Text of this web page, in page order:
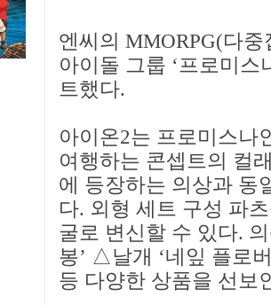
엔씨의 MMORPG(다
아이돌 그룹 ‘프로미
트했다.
아이온2는 프로미스나
여행하는 콘셉트의 컬
에 등장하는 의상과 동
다. 외형 세트 구성 파
굴로 변신할 수 있다.
봉’ △날개 ‘네잎 플로
등 다양한 상품을 선보